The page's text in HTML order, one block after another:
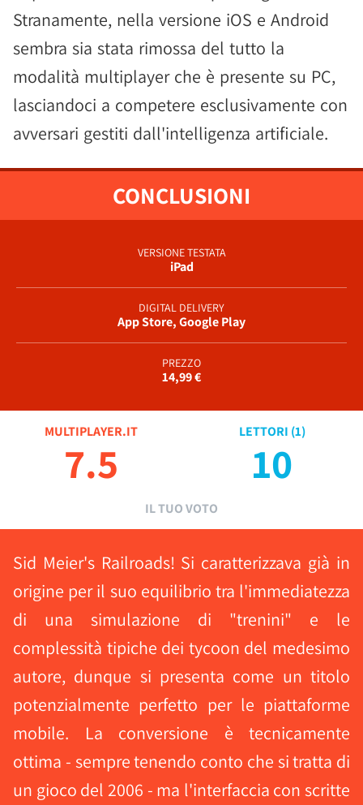
Stranamente, nella versione iOS e Android
sembra sia stata rimossa del tutto la
modalità multiplayer che è presente su PC,
lasciandoci a competere esclusivamente con
avversari gestiti dall'intelligenza artificiale.
CONCLUSIONI
VERSIONE TESTATA
iPad
DIGITAL DELIVERY
App Store, Google Play
PREZZO
14,99 €
MULTIPLAYER.IT
7.5
LETTORI (1)
10
IL TUO VOTO
Sid Meier's Railroads! Si caratterizzava già in
origine per il suo equilibrio tra l'immediatezza
di una simulazione di "trenini" e le
complessità tipiche dei tycoon del medesimo
autore, dunque si presenta come un titolo
potenzialmente perfetto per le piattaforme
mobile. La conversione è tecnicamente
ottima - sempre tenendo conto che si tratta di
un gioco del 2006 - ma l'interfaccia con scritte